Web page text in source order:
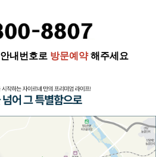
안내번호로 방문예약해주세요